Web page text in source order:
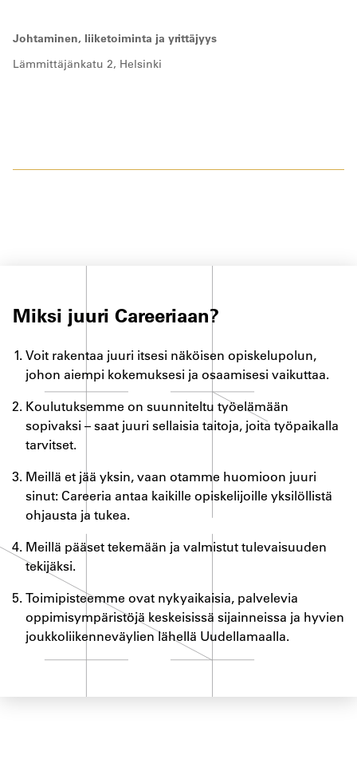
Johtaminen, liiketoiminta ja yrittäjyys
Lämmittäjänkatu 2, Helsinki
Miksi juuri Careeriaan?
Voit rakentaa juuri itsesi näköisen opiskelupolun,
johon aiempi kokemuksesi ja osaamisesi vaikuttaa.
Koulutuksemme on suunniteltu työelämään
sopivaksi – saat juuri sellaisia taitoja, joita työpaikalla
tarvitset.
Meillä et jää yksin, vaan otamme huomioon juuri
sinut: Careeria antaa kaikille opiskelijoille yksilöllistä
ohjausta ja tukea.
Meillä pääset tekemään ja valmistut tulevaisuuden
tekijäksi.
Toimipisteemme ovat nykyaikaisia, palvelevia
oppimisympäristöjä keskeisissä sijainneissa ja hyvien
joukkoliikenneväylien lähellä Uudellamaalla.